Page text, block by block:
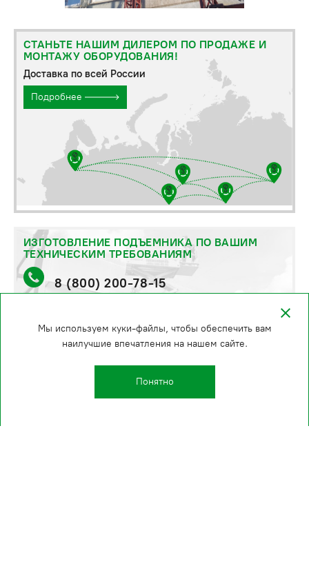
СТАНЬТЕ НАШИМ ДИЛЕРОМ ПО ПРОДАЖЕ И
МОНТАЖУ ОБОРУДОВАНИЯ!
Доставка по всей России
Подробнее
ИЗГОТОВЛЕНИЕ ПОДЪЕМНИКА ПО ВАШИМ
ТЕХНИЧЕСКИМ ТРЕБОВАНИЯМ
8 (800) 200-78-15
стоимость и сроки уточняйте по телефону
Мы используем куки-файлы, чтобы обеспечить вам
наилучшие впечатления на нашем сайте.
Понятно